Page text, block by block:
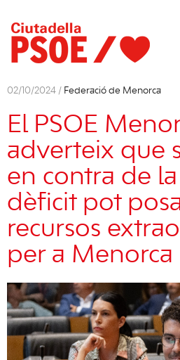
02/10/2024 / Federació de Menorca
El PSOE
adverteix que
en contra de
dèficit pot
recursos
per a Menorca